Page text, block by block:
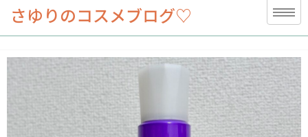
さゆりのコスメブログ♡